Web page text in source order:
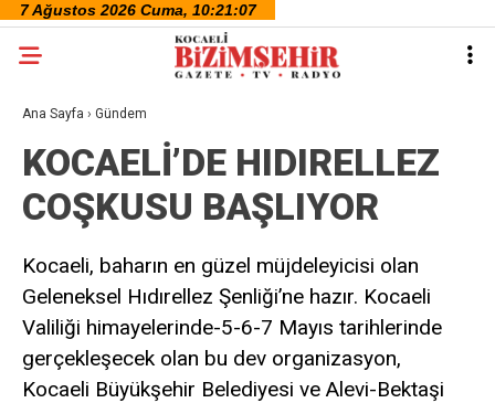
Ana Sayfa › Gündem
KOCAELİ’DE HIDIRELLEZ
COŞKUSU BAŞLIYOR
Kocaeli, baharın en güzel müjdeleyicisi olan
Geleneksel Hıdırellez Şenliği’ne hazır. Kocaeli
Valiliği himayelerinde-5-6-7 Mayıs tarihlerinde
gerçekleşecek olan bu dev organizasyon,
Kocaeli Büyükşehir Belediyesi ve Alevi-Bektaşi